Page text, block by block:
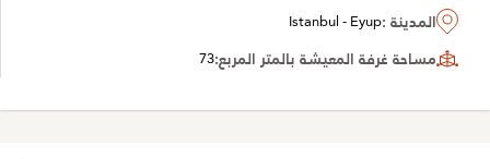
المدينة :Istanbul - Eyup
مساحة غرفة المعيشة بالمتر المربع:73